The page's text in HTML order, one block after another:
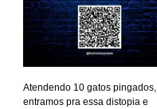
Atendendo 10 gatos pingados,
entramos pra essa distopia e